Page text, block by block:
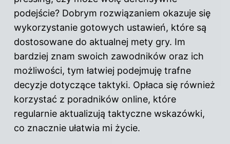
podejście? Dobrym rozwiązaniem okazuje się
wykorzystanie gotowych ustawień, które są
dostosowane do aktualnej mety gry. Im
bardziej znam swoich zawodników oraz ich
możliwości, tym łatwiej podejmuję trafne
decyzje dotyczące taktyki. Opłaca się również
korzystać z poradników online, które
regularnie aktualizują taktyczne wskazówki,
co znacznie ułatwia mi życie.